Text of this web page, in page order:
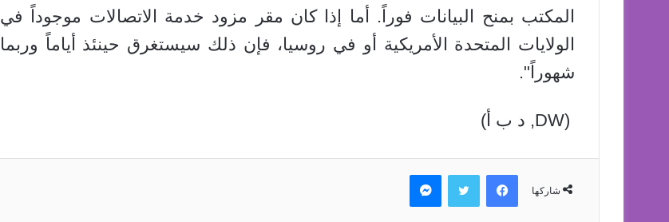
المكتب بمنح البيانات فوراً. أما إذا كان مقر مزود خدمة الاتصالات موجوداً في
الولايات المتحدة الأمريكية أو في روسيا، فإن ذلك سيستغرق حينئذ أياماً وربما
شهوراً".
(DW, د ب أ)
شاركها
فيسبوك تويتر ماسنجر